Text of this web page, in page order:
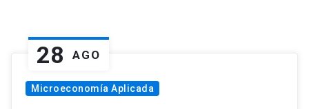
28 AGO
Microeconomía Aplicada